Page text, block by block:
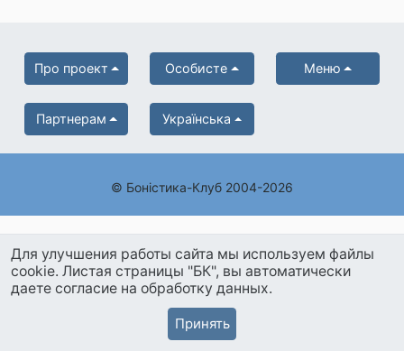
Про проект Особисте Меню
Партнерам Українська
© Боністика-Клуб 2004-2026
Для улучшения работы сайта мы используем файлы
cookie. Листая страницы "БК", вы автоматически
даете согласие на обработку данных.
Принять